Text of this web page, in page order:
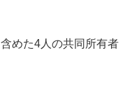
めた4人の共同所有者